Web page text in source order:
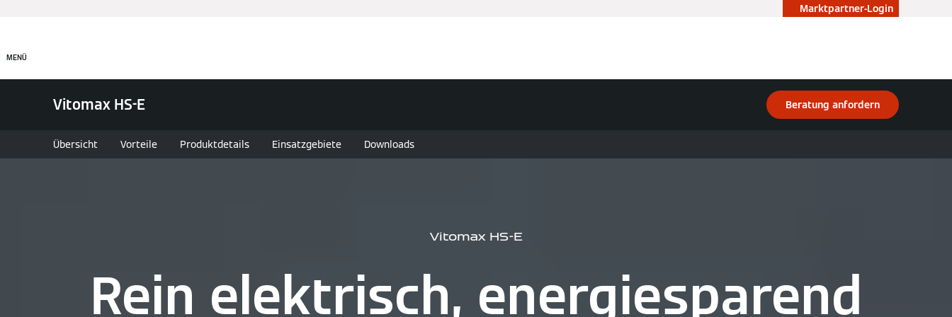
Marktpartner-Login
MENÜ
Vitomax HS-E Beratung anfordern
Übersicht Vorteile Produktdetails Einsatzgebiete Downloads
Vitomax HS-E
Rein elektrisch, energiesparend